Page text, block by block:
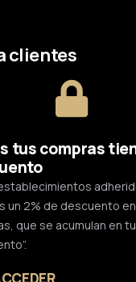
clientes
tus compras
un 2% de descuento
que se acumulan en